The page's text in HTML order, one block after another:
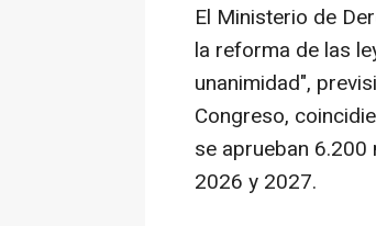
El Ministerio de
la reforma de las
unanimidad",
Congreso,
se aprueban
2026 y 2027.